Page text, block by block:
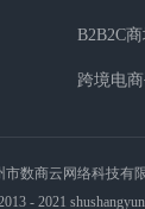
B2B2C
跨境电
市数商云网络科技有
- 2021